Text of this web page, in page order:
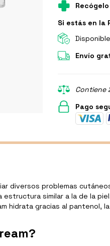
Si estás en la
Envío
Contiene
Pago
diversos problemas
similar a la de la
hidrata gracias al